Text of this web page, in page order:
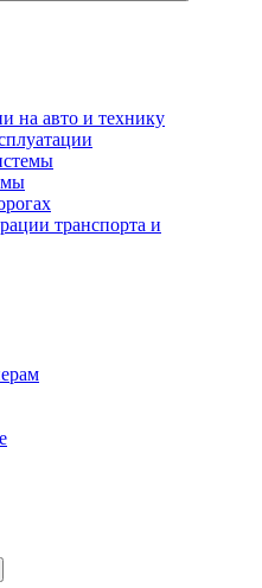
на авто и технику
транспорта и